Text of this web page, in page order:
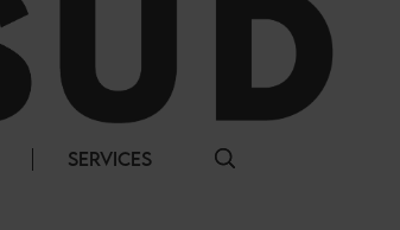
SERVICES